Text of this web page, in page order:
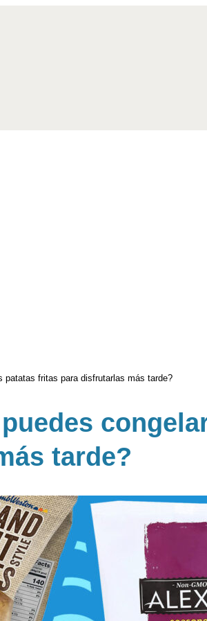
patatas fritas para disfrutarlas más tarde?
tarde?